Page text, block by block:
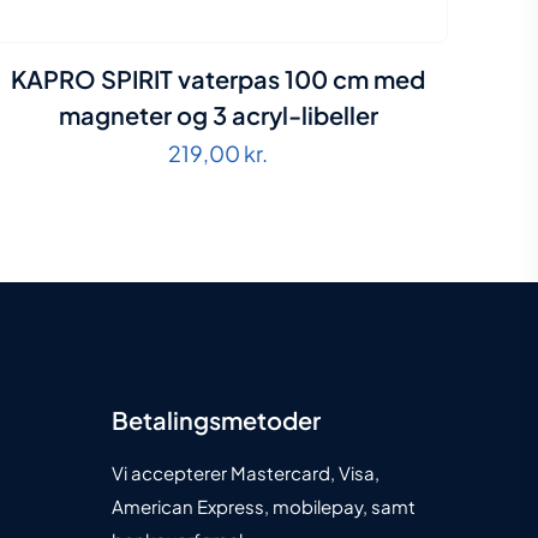
KAPRO SPIRIT vaterpas 100 cm med
magneter og 3 acryl-libeller
219,00 kr.
Betalingsmetoder
Vi accepterer Mastercard, Visa,
American Express, mobilepay, samt